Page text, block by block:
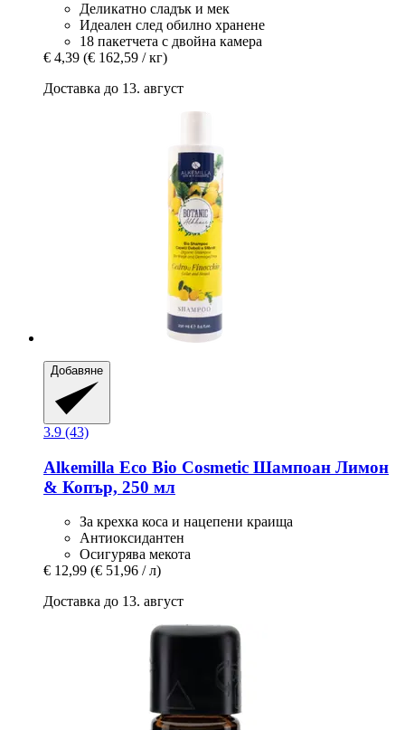
Деликатно сладък и мек
Идеален след обилно хранене
18 пакетчета с двойна камера
€ 4,39 (€ 162,59 / кг)
Доставка до 13. август
Добавяне
3.9 (43)
Alkemilla Eco Bio Cosmetic Шампоан Лимон
& Копър, 250 мл
За крехка коса и нацепени краища
Антиоксидантен
Осигурява мекота
€ 12,99 (€ 51,96 / л)
Доставка до 13. август